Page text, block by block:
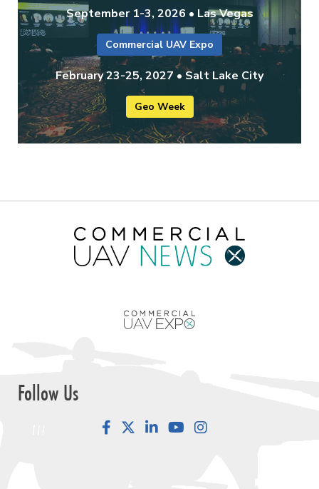
September 1-3, 2026 • Las Vegas
Commercial UAV Expo
February 23-25, 2027 • Salt Lake City
Geo Week
Follow Us
FacebookLinkedInYouTube